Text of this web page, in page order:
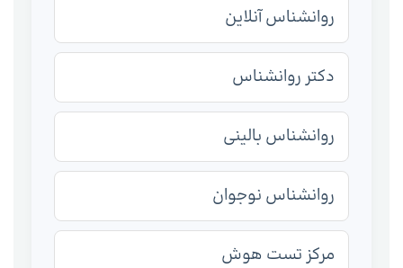
روانشناس آنلاین
دکتر روانشناس
روانشناس بالینی
روانشناس نوجوان
مرکز تست هوش